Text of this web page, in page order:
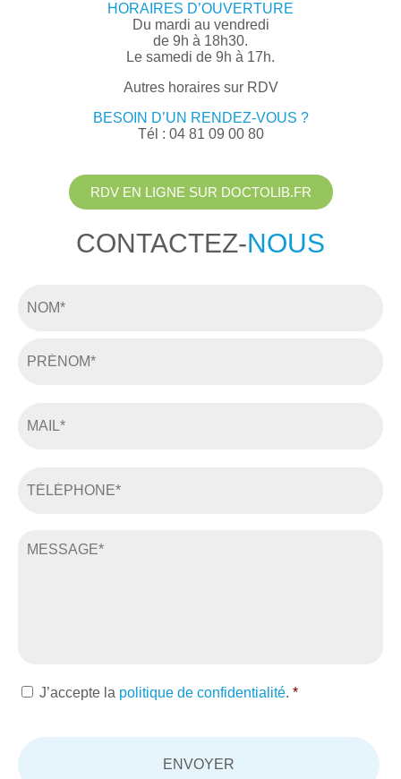
HORAIRES D’OUVERTURE
Du mardi au vendredi
de 9h à 18h30.
Le samedi de 9h à 17h.
Autres horaires sur RDV
BESOIN D’UN RENDEZ-VOUS ?
Tél : 04 81 09 00 80
RDV EN LIGNE SUR DOCTOLIB.FR
CONTACTEZ-NOUS
J’accepte la politique de confidentialité. *